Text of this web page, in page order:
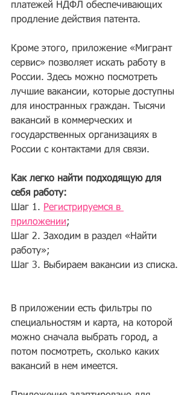
платежей НДФЛ обеспечивающих
продление действия патента.
Кроме этого, приложение «Мигрант
сервис» позволяет искать работу в
России. Здесь можно посмотреть
лучшие вакансии, которые доступны
для иностранных граждан. Тысячи
вакансий в коммерческих и
государственных организациях в
России с контактами для связи.
Как легко найти подходящую для
себя работу:
Шаг 1. Регистрируемся в
приложении;
Шаг 2. Заходим в раздел «Найти
работу»;
Шаг 3. Выбираем вакансии из списка.
В приложении есть фильтры по
специальностям и карта, на которой
можно сначала выбрать город, а
потом посмотреть, сколько каких
вакансий в нем имеется.